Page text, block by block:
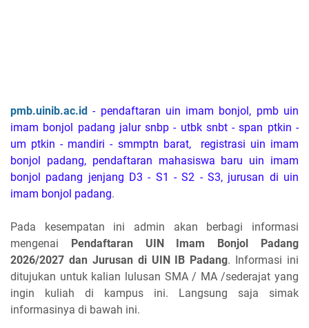
pmb.uinib.ac.id - pendaftaran uin imam bonjol, pmb uin
imam bonjol padang jalur snbp - utbk snbt - span ptkin -
um ptkin - mandiri - smmptn barat, registrasi uin imam
bonjol padang, pendaftaran mahasiswa baru uin imam
bonjol padang jenjang D3 - S1 - S2 - S3, jurusan di uin
imam bonjol padang.
Pada kesempatan ini admin akan berbagi informasi
mengenai Pendaftaran UIN Imam Bonjol Padang
2026/2027 dan Jurusan di UIN IB Padang. Informasi ini
ditujukan untuk kalian lulusan SMA / MA /sederajat yang
ingin kuliah di kampus ini. Langsung saja simak
informasinya di bawah ini.